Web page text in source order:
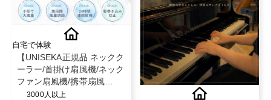
自宅で体験
【UNISEKA正規品 ネックク
ーラー/首掛け扇風機/ネック
ファン扇風機/携帯扇風
機】〜通勤/熱中症対策/屋外
3000人以上